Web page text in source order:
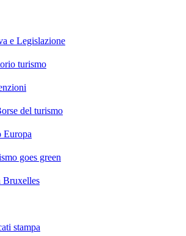
e Legislazione
turismo
del turismo
Europa
goes green
Bruxelles
stampa